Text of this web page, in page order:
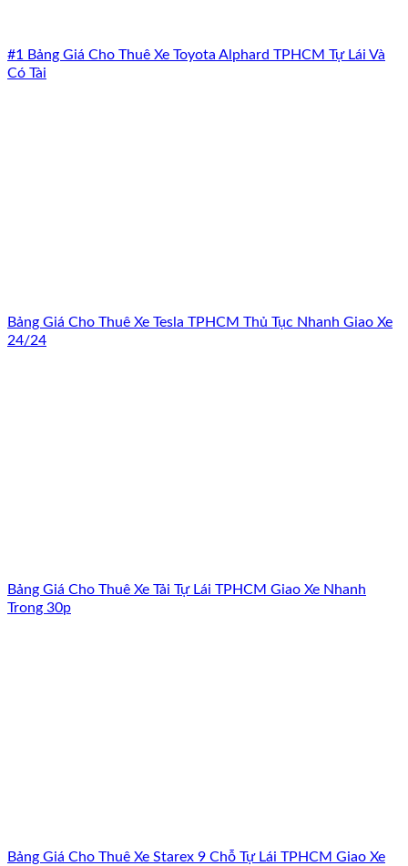
#1 Bảng Giá Cho Thuê Xe Toyota Alphard TPHCM Tự Lái Và
Có Tài
Bảng Giá Cho Thuê Xe Tesla TPHCM Thủ Tục Nhanh Giao Xe
24/24
Bảng Giá Cho Thuê Xe Tải Tự Lái TPHCM Giao Xe Nhanh
Trong 30p
Bảng Giá Cho Thuê Xe Starex 9 Chỗ Tự Lái TPHCM Giao Xe